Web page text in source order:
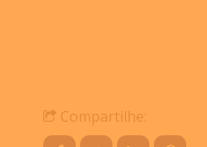
Compartilhe: